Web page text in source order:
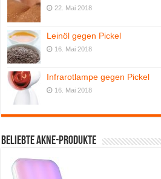
22. Mai 2018
Leinöl gegen Pickel
16. Mai 2018
Infrarotlampe gegen Pickel
16. Mai 2018
Beliebte Akne-Produkte